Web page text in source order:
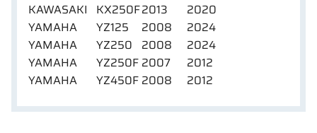
KAWASAKI	KX250F	2013	2020
YAMAHA	YZ125	2008	2024
YAMAHA	YZ250	2008	2024
YAMAHA	YZ250F	2007	2012
YAMAHA	YZ450F	2008	2012